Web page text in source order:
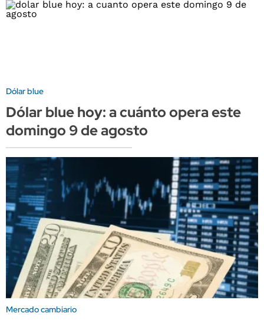
Dólar blue
Dólar blue hoy: a cuánto opera este
domingo 9 de agosto
Mercado cambiario